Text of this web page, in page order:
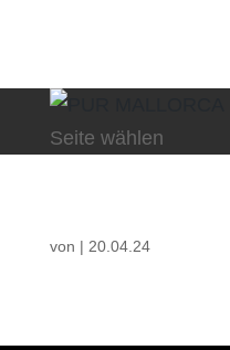
Seite wählen
von | 20.04.24